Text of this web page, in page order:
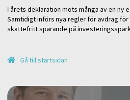
I årets deklaration möts många av en ny
Samtidigt införs nya regler för avdrag
skattefritt sparande på
Gå till startsidan